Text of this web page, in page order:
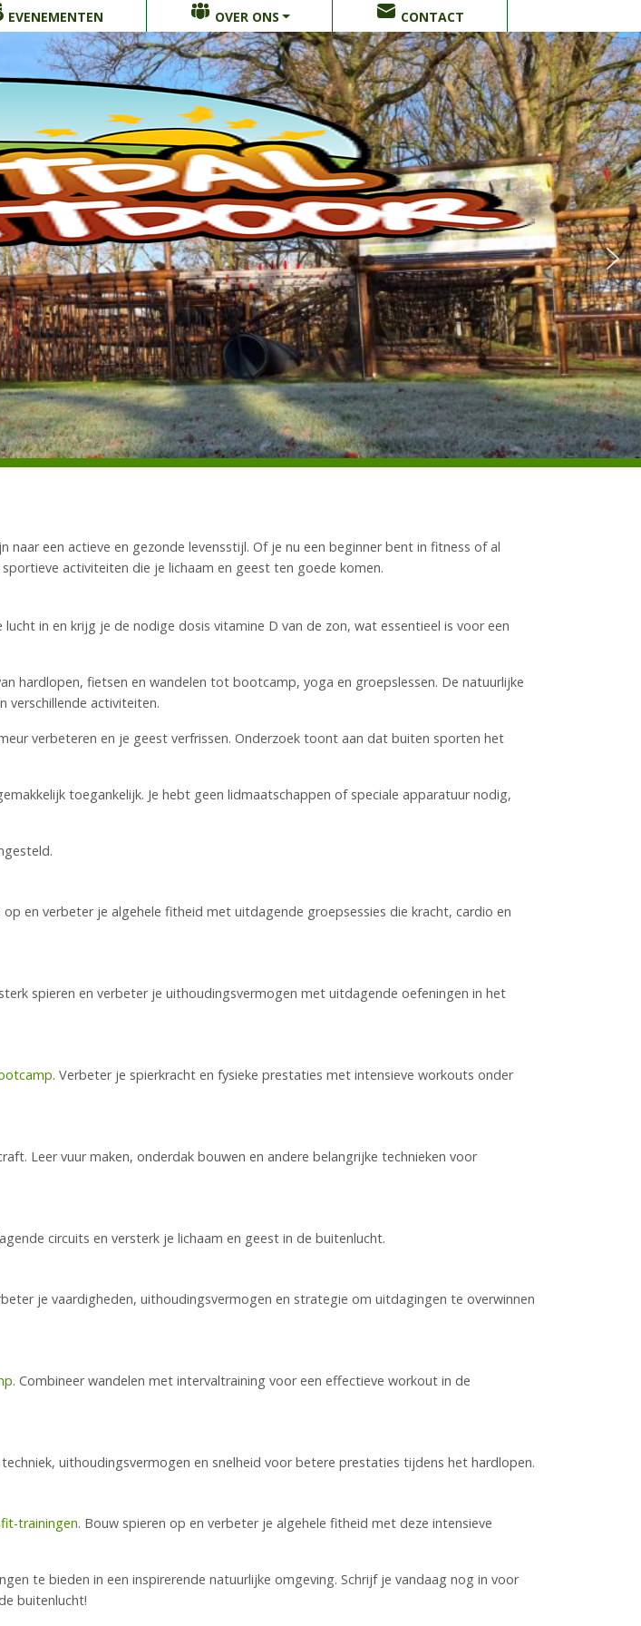
EVENEMENTEN OVER ONS CONTACT
een actieve en gezonde levensstijl. Of je nu een beginner bent in fitness of al
activiteiten die je lichaam en geest ten goede komen.
in en krijg je de nodige dosis vitamine D van de zon, wat essentieel is voor een
hardlopen, fietsen en wandelen tot bootcamp, yoga en groepslessen. De natuurlijke
verschillende activiteiten.
verbeteren en je geest verfrissen. Onderzoek toont aan dat buiten sporten het
toegankelijk. Je hebt geen lidmaatschappen of speciale apparatuur nodig,
en verbeter je algehele fitheid met uitdagende groepsessies die kracht, cardio en
spieren en verbeter je uithoudingsvermogen met uitdagende oefeningen in het
. Verbeter je spierkracht en fysieke prestaties met intensieve workouts onder
Leer vuur maken, onderdak bouwen en andere belangrijke technieken voor
circuits en versterk je lichaam en geest in de buitenlucht.
je vaardigheden, uithoudingsvermogen en strategie om uitdagingen te overwinnen
. Combineer wandelen met intervaltraining voor een effectieve workout in de
uithoudingsvermogen en snelheid voor betere prestaties tijdens het hardlopen.
trainingen. Bouw spieren op en verbeter je algehele fitheid met deze intensieve
te bieden in een inspirerende natuurlijke omgeving. Schrijf je vandaag nog in voor
buitenlucht!